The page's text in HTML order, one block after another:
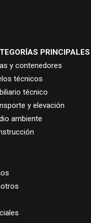
PRINCIPALES
y contenedores
técnicos
técnico
y elevación
ambiente